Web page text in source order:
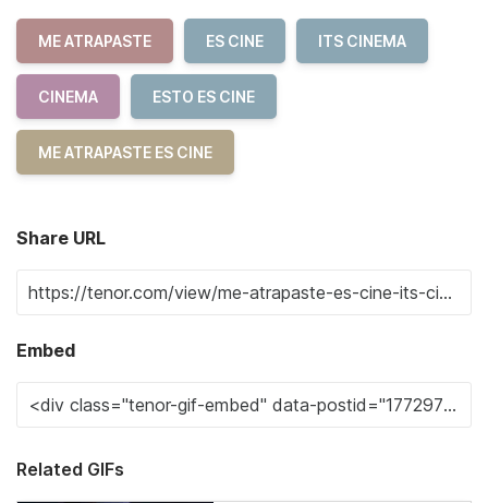
ME ATRAPASTE ES CINE ITS CINEMA
CINEMA ESTO ES CINE
ME ATRAPASTE ES CINE
Share URL
Embed
Related GIFs